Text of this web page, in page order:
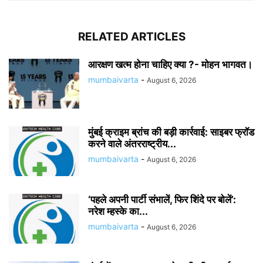
RELATED ARTICLES
आरक्षण खत्म होना चाहिए क्या ?- मोहन भागवत।
mumbaivarta - August 6, 2026
मुंबई क्राइम ब्रांच की बड़ी कार्रवाई: साइबर फ्रॉड
करने वाले अंतरराष्ट्रीय...
mumbaivarta - August 6, 2026
‘पहले अपनी पार्टी संभालें, फिर शिंदे पर बोलें’:
नरेश म्हस्के का...
mumbaivarta - August 6, 2026